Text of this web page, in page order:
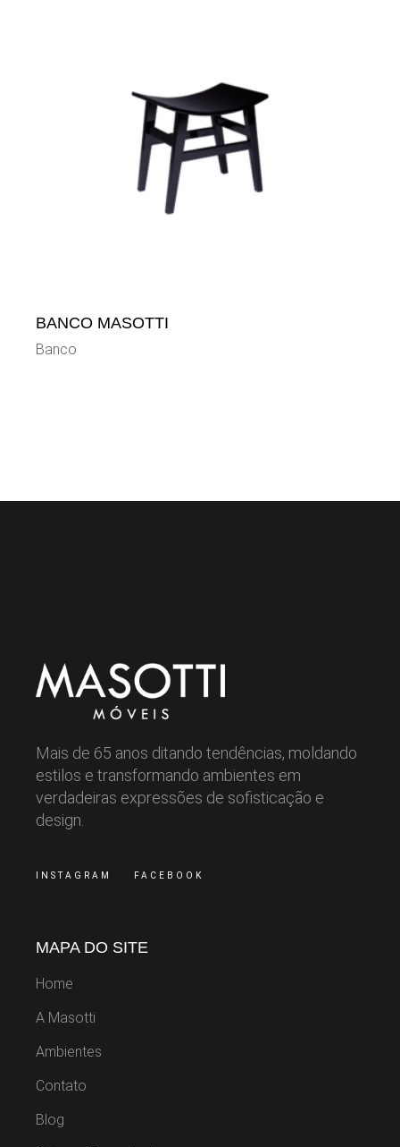
BANCO MASOTTI
Banco
Mais de 65 anos ditando tendências, moldando
estilos e transformando ambientes em
verdadeiras expressões de sofisticação e
design.
INSTAGRAM FACEBOOK
MAPA DO SITE
Home
A Masotti
Ambientes
Contato
Blog